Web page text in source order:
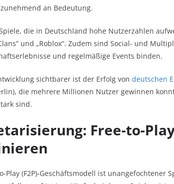
an Bedeutung.
die in Deutschland hohe Nutzerzahlen
und „Roblox“. Zudem sind Social- und
und regelmäßige Events binden.
sichtbarer ist der Erfolg von deutschen
die mehrere Millionen Nutzer gewinnen
sind.
Free-to-
Play (F2P)-Geschäftsmodell ist unangefochtener